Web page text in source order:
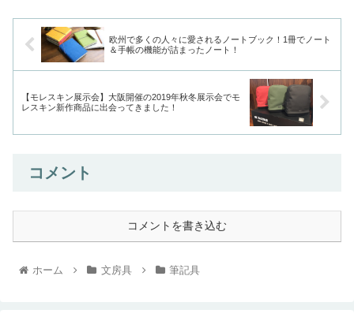
欧州で多くの人々に愛されるノートブック！1冊でノート
＆手帳の機能が詰まったノート！
【モレスキン展示会】大阪開催の2019年秋冬展示会でモ
レスキン新作商品に出会ってきました！
コメント
コメントを書き込む
ホーム 文房具 筆記具